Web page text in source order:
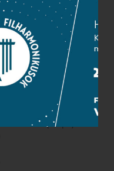
u. 1. (Müpa)